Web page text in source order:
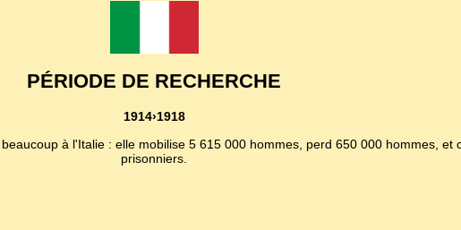
PÉRIODE DE RECHERCHE
1914›1918
à l'Italie : elle mobilise 5 615 000 hommes, perd 650 000 hommes,
prisonniers.